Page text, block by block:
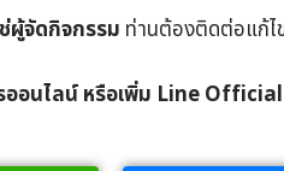
ผู้จัดกิจกรรม ท่านต้องติดต่อแก้ไ
ออนไลน์ หรือเพิ่ม Line Official